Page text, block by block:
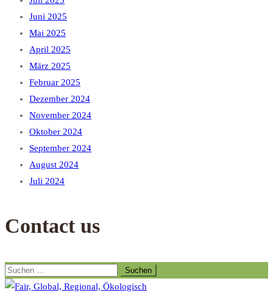
Juni 2025
Mai 2025
April 2025
März 2025
Februar 2025
Dezember 2024
November 2024
Oktober 2024
September 2024
August 2024
Juli 2024
Contact us
Suchen
nach: